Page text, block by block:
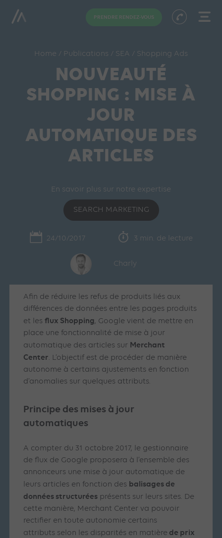
PRENDRE RENDEZ-VOUS
Home / Publications / SEA / Shopping Ads
NOUVEAUTÉ
SHOPPING : MISE À
JOUR
AUTOMATIQUE DES
ARTICLES
En savoir plus sur notre expertise
SEARCH MARKETING
24/10/2017 3 min. de lecture
Charly
Afin de réduire les refus de produits liés aux
différences de données entre les pages produits
et lesflux Shopping, Google vient de mettre en
place une fonctionnalité de mise à jour
automatique des articles sur Merchant
Center. L’objectif est de procéder de manière
autonome à certains ajustements en fonction
d’anomalies sur quelques attributs.
Principe des mises à jour
automatiques
A compter du 31 octobre 2017, le gestionnaire
de flux de Google proposera à l’ensemble des
annonceurs une mise à jour automatique de
leurs articles en fonction des balisages de
données structurées présents sur leurs sites. De
cette manière, Merchant Center va pouvoir
rectifier en toute autonomie certains
attributs selon les disparités en matière de prix